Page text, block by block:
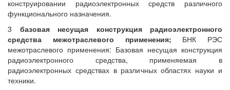
конструировании радиоэлектронных средств различного
функционального назначения.
3 базовая несущая конструкция радиоэлектронного
средства межотраслевого применения; БНК РЭС
межотраслевого применения: Базовая несущая конструкция
радиоэлектронного средства, применяемая в
радиоэлектронных средствах в различных областях науки и
техники.